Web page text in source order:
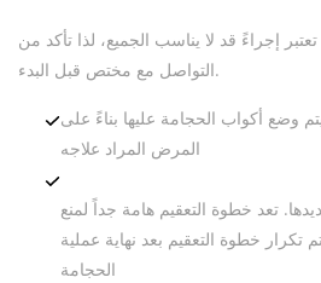
إجراءً قد لا يناسب الجميع، لذا تأكد من
التواصل مع مختص قبل البدء.
وضع أكواب الحجامة عليها بناءً على
المرض المراد علاجه
تعد خطوة التعقيم هامة جداً لمنع
تكرار خطوة التعقيم بعد نهاية عملية
الحجامة